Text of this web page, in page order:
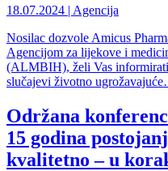
18.07.2024 | Agencija
Nosilac dozvole Amicus
Agencijom za lijekove i
(ALMBIH), želi Vas informirati
slučajevi životno
Održana
15 godina
kvalitetno – u